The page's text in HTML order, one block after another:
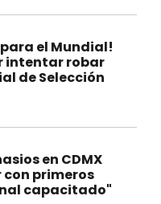
el Mundial!
intentar robar
de Selección
en CDMX
primeros
capacitado"